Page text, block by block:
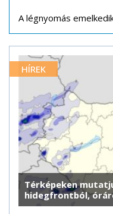
A légnyomás
HÍREK
Térképeken
hidegfrontból,